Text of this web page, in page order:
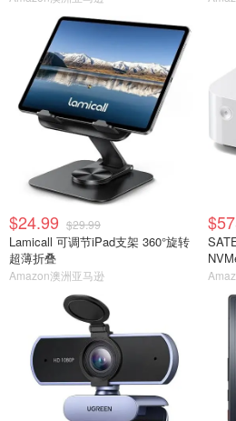
$24.99 $29.99
Lamicall 可调节iPad支架 360°旋转
超薄折叠
Amazon澳洲亚马逊
展坞